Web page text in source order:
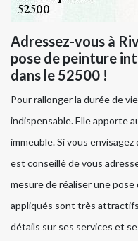
Adressez-vous à
pose de peinture
dans le 52500 !
Pour rallonger la durée de
indispensable. Elle apporte
immeuble. Si vous
est conseillé de vous
mesure de réaliser une
appliqués sont très
détails sur ses services et